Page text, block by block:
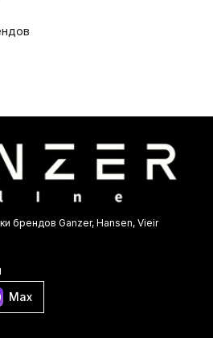
брендов Ganzer, Hansen, Vieir
Max